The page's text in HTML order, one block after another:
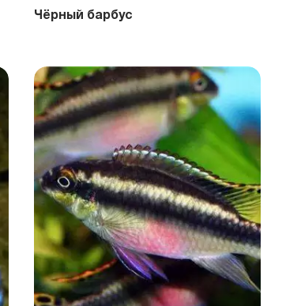
Чёрный барбус